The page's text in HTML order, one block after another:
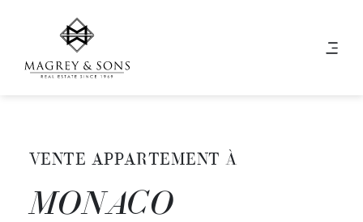
VENTE APPARTEMENT À
MONACO